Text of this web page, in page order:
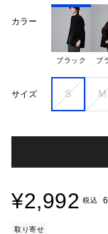
カラー
ブラック ブ
サイズ Ｓ Ｍ
¥2,992 税込
取り寄せ